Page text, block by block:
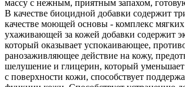
массу с нежным, приятным запахом,
В качестве биоцидной добавки содержит
качестве моющей основы - комплекс
ухаживающей за кожей добавки содержит
который оказывает успокаивающее,
ранозаживляющее действие на кожу,
шелушение и глицерин, который уменьшает
с поверхности кожи, способствует